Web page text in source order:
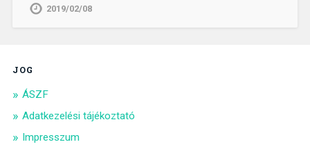
2019/02/08
JOG
ÁSZF
Adatkezelési tájékoztató
Impresszum